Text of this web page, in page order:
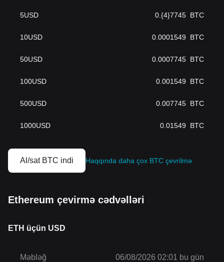
5USD 0.{4}7745 BTC
10USD 0.0001549 BTC
50USD 0.0007745 BTC
100USD 0.001549 BTC
500USD 0.007745 BTC
1000USD 0.01549 BTC
Al/sat BTC indi Haqqında daha çox BTC çevrilmə
Ethereum çevirmə cədvəlləri
ETH üçün USD
Məbləğ 06/08/2026 02:01 bu gün